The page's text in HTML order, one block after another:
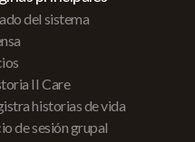
del sistema
II Care
historias de vida
de sesión grupal